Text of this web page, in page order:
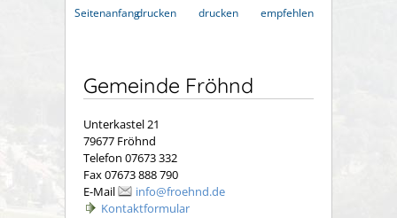
Seitenanfangdrucken
drucken
empfehlen
Gemeinde Fröhnd
Unterkastel 21
79677 Fröhnd
Telefon 07673 332
Fax 07673 888 790
E-Mail
info@froehnd.de
Kontaktformular